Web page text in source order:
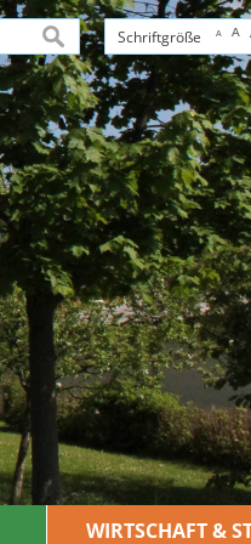
Schriftgröße A A
suchen
WIRTSCHAFT &